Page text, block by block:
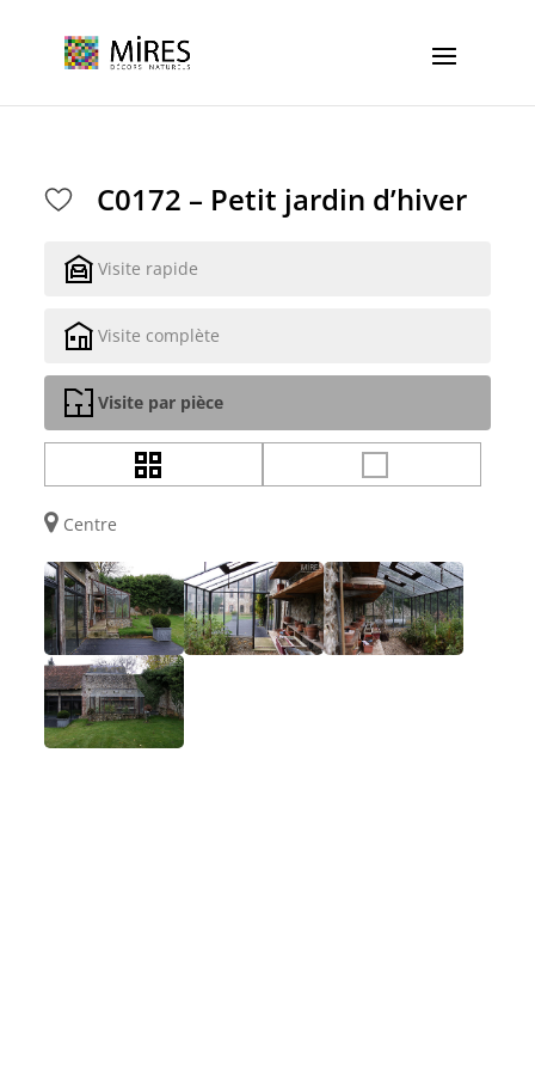
C0172 – Petit jardin d’hiver
Visite rapide
Visite complète
Visite par pièce
Centre